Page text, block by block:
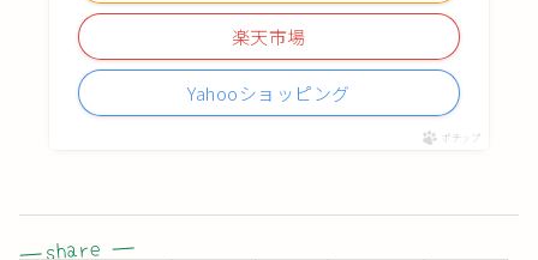
楽天市場
Yahooショッピング
ポチップ